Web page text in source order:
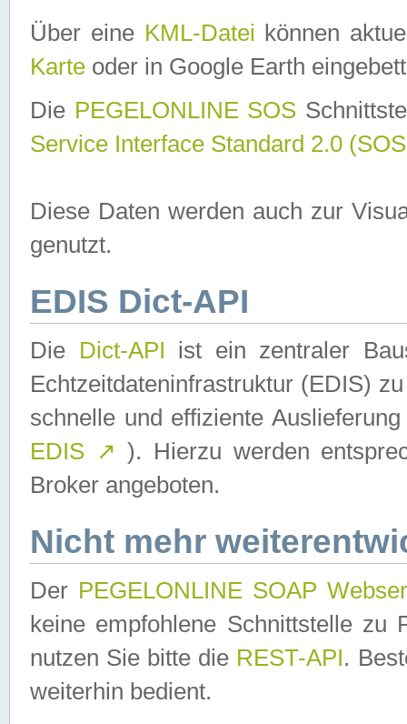
Über eine KML-Datei können
Karte oder in Google Earth
Die PEGELONLINE SOS
Service Interface Standard 2.0
Diese Daten werden auch zur
genutzt.
EDIS Dict-API
Die Dict-API ist ein zentraler
Echtzeitdateninfrastruktur (EDIS)
schnelle und effiziente
EDIS ↗ ). Hierzu werden
Broker angeboten.
Nicht mehr
Der PEGELONLINE SOAP
keine empfohlene Schnittstelle zu
nutzen Sie bitte die REST-API.
weiterhin bedient.